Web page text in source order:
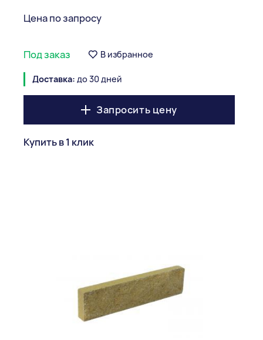
Цена по запросу
Под заказ В избранное
Доставка: до 30 дней
Запросить цену
Купить в 1 клик